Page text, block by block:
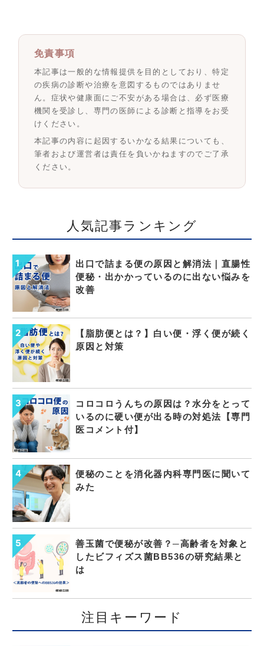
免責事項
本記事は一般的な情報提供を目的としており、特定
の疾病の診断や治療を意図するものではありませ
ん。症状や健康面にご不安がある場合は、必ず医療
機関を受診し、専門の医師による診断と指導をお受
けください。
本記事の内容に起因するいかなる結果についても、
筆者および運営者は責任を負いかねますのでご了承
ください。
人気記事ランキング
出口で詰まる便の原因と解消法｜直腸性
便秘・出かかっているのに出ない悩みを
改善
【脂肪便とは？】白い便・浮く便が続く
原因と対策
コロコロうんちの原因は？水分をとって
いるのに硬い便が出る時の対処法【専門
医コメント付】
便秘のことを消化器内科専門医に聞いて
みた
善玉菌で便秘が改善？─高齢者を対象と
したビフィズス菌BB536の研究結果と
は
注目キーワード